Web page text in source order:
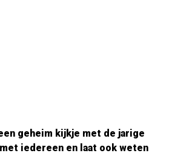
geheim kijkje met de jarige
iedereen en laat ook weten